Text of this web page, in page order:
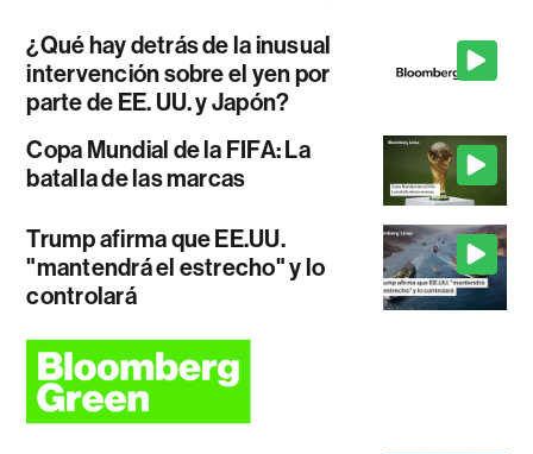
¿Qué hay detrás de la inusual
intervención sobre el yen por
parte de EE. UU. y Japón?
Copa Mundial de la FIFA: La
batalla de las marcas
Trump afirma que EE.UU.
"mantendrá el estrecho" y lo
controlará